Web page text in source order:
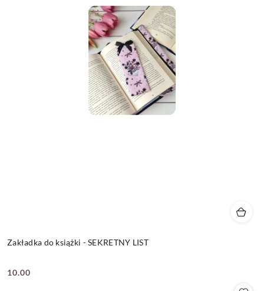
Zakładka do książki - SEKRETNY LIST
Cena:
10.00